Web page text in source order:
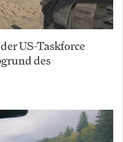
US-Taskforce
des